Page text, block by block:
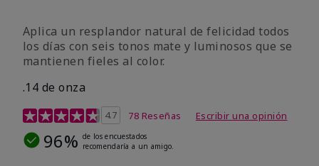
Aplica un resplandor natural de felicidad todos
los días con seis tonos mate y luminosos que se
mantienen fieles al color.
.14 de onza
Calificación de clientes de 4,3 de 5
4.7 78 Reseñas Escribir una opinión
96% de los encuestados
recomendaría a un amigo.